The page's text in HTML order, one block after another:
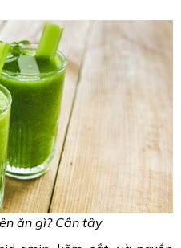
ăn gì? Cần tây